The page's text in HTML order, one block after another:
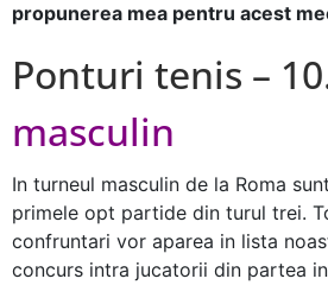
propunerea mea pentru acest
Ponturi tenis –
masculin
In turneul masculin de la Roma
primele opt partide din turul trei.
confruntari vor aparea in lista
concurs intra jucatorii din partea